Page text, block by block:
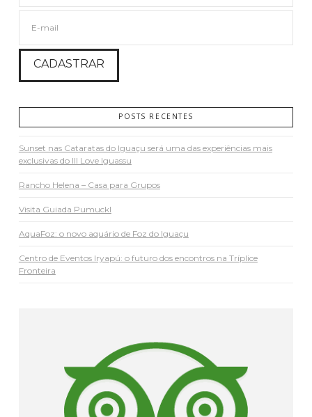
POSTS RECENTES
Sunset nas Cataratas do Iguaçu será uma das experiências mais
exclusivas do III Love Iguassu
Rancho Helena – Casa para Grupos
Visita Guiada Pumuckl
AquaFoz: o novo aquário de Foz do Iguaçu
Centro de Eventos Iryapú: o futuro dos encontros na Tríplice
Fronteira